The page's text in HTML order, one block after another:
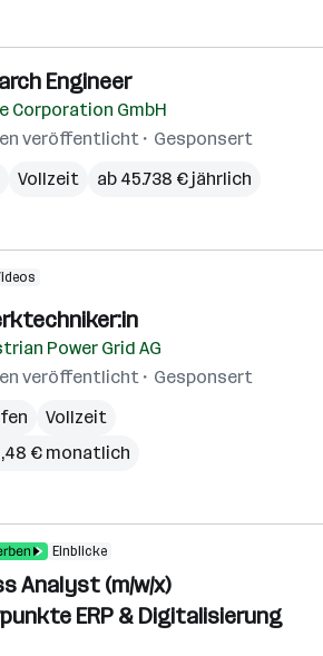
Engineer
Corporation GmbH
veröffentlicht
Gesponsert
Vollzeit ab 45.738 € jährlich
Power Grid AG
veröffentlicht
Gesponsert
Vollzeit
€ monatlich
Einblicke
Analyst (m/w/x)
ERP & Digitalisierung